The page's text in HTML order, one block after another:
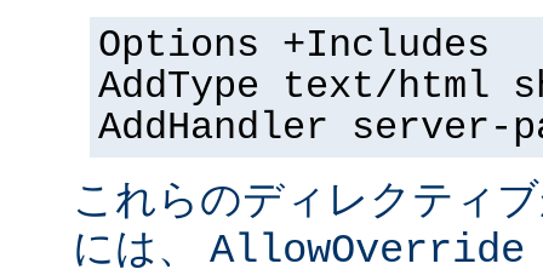
Options +Includes
AddType text/html
AddHandler server-
これらのディレクティ
には、 AllowOverride